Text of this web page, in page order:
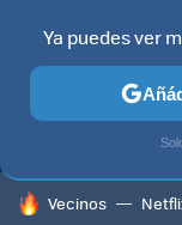
MENÚ
HOY SE HABLA DE
Vecinos
Ya puedes ver